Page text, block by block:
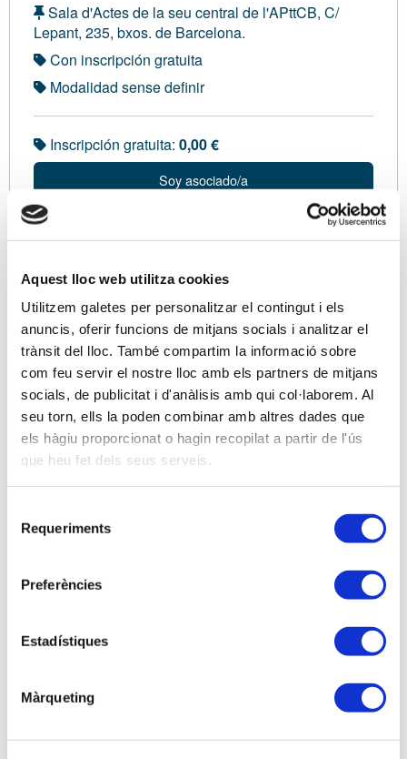
Aquest lloc web utilitza cookies
Utilitzem galetes per personalitzar el contingut i els
anuncis, oferir funcions de mitjans socials i analitzar el
trànsit del lloc. També compartim la informació sobre
com feu servir el nostre lloc amb els partners de mitjans
socials, de publicitat i d'anàlisis amb qui col·laborem. Al
seu torn, ells la poden combinar amb altres dades que
els hàgiu proporcionat o hagin recopilat a partir de l'ús
que heu fet dels seus serveis.
Requeriments
Preferències
Estadístiques
Màrqueting
Sala d'Actes de la seu central de l'APttCB, C/
Lepant, 235, bxos. de Barcelona.
Con inscripción gratuita
Modalidad sense definir
Inscripción gratuita: 0,00 €
Soy asociado/a
Amb en José Mª Gay de Liébana, Doctor en
Ciències Econòmiques i Dret. Professor Titular
d’Economia Financera i Comptabilitat a la
Universitat de Barcelona. Membre d’Honor de
l’APttCB.
Descripción
Todos los secretos contables de Apple, Google,
Avui dia les revolucions tecnològiques i digitals
tots els àmbits de la nostra vida, i canvien la manera
de fer les coses, de produir i també de consumir.
categòrica remodelació de les tradicionals